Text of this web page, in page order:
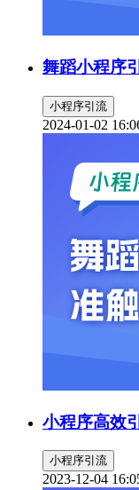
舞蹈小程序
小程序引流
2024-01-02
小程序高效
小程序引流
2023-12-04